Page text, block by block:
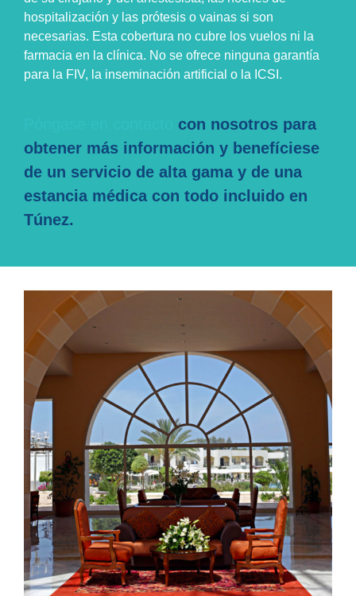
hospitalización y las prótesis o vainas si son
necesarias. Esta cobertura no cubre los vuelos ni la
farmacia en la clínica. No se ofrece ninguna garantía
para la FIV, la inseminación artificial o la ICSI.
con nosotros para
obtener más información y benefíciese
de un servicio de alta gama y de una
estancia médica con todo incluido en
Túnez.